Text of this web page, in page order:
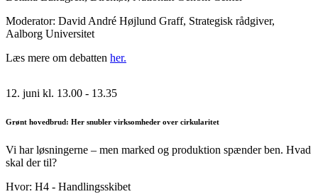
Moderator: David André Højlund Graff, Strategisk rådgiver,
Aalborg Universitet
Læs mere om debatten her.
12. juni kl. 13.00 - 13.35
Grønt hovedbrud: Her snubler virksomheder over cirkularitet
Vi har løsningerne – men marked og produktion spænder ben. Hvad
skal der til?
Hvor: H4 - Handlingsskibet